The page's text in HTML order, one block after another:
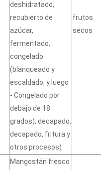
deshidratado,
recubierto de
azúcar,
fermentado,
congelado
(blanqueado y
escaldado, y luego
- Congelado por
debajo de 18
grados), decapado,
decapado, fritura y
otros procesos)
frutos
secos
Mangostán fresco